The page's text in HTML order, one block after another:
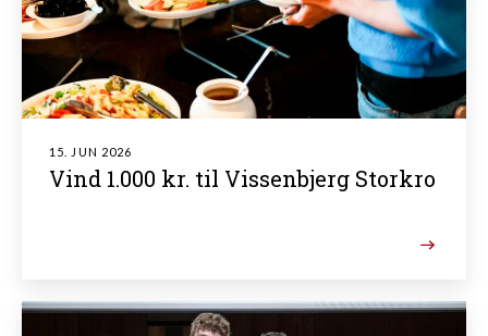
15. JUN 2026
Vind 1.000 kr. til Vissenbjerg Storkro